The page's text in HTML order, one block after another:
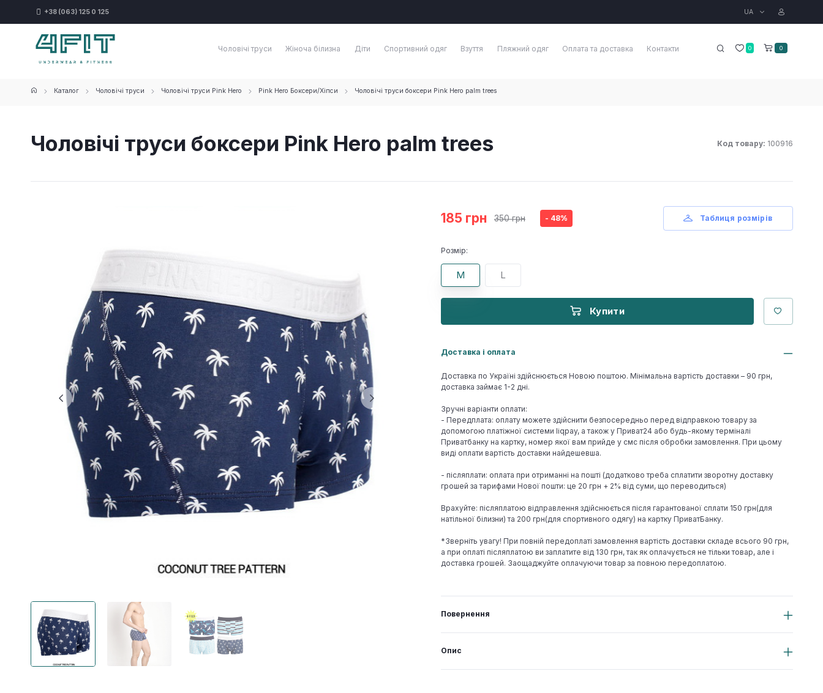
+38 (063) 125 0 125 UA
0 0
Чоловічі труси Жіноча білизна Діти Спортивний одяг Взуття Пляжний одяг Оплата та доставка Контакти
Каталог Чоловічі труси Чоловічі труси Pink Hero Pink Hero Боксери/Хіпси Чоловічі труси боксери Pink Hero palm trees
Чоловічі труси боксери Pink Hero palm trees Код товару: 100916
185 грн 350 грн - 48% Таблиця розмірів
Розмір:
M L
Купити
Доставка і оплата
Доставка по Україні здійснюється Новою поштою. Мінімальна вартість доставки – 90 грн,
доставка займає 1-2 дні.
Зручні варіанти оплати:
- Передплата: оплату можете здійснити безпосередньо перед відправкою товару за
допомогою платіжної системи liqpay, а також у Приват24 або будь-якому терміналі
Приватбанку на картку, номер якої вам прийде у смс після обробки замовлення. При цьому
виді оплати вартість доставки найдешевша.
- післяплати: оплата при отриманні на пошті (додатково треба сплатити зворотну доставку
грошей за тарифами Нової пошти: це 20 грн + 2% від суми, що переводиться)
Врахуйте: післяплатою відправлення здійснюється після гарантованої сплати 150 грн(для
натільної білизни) та 200 грн(для спортивного одягу) на картку ПриватБанку.
*Зверніть увагу! При повній передоплаті замовлення вартість доставки складе всього 90 грн,
а при оплаті післяплатою ви заплатите від 130 грн, так як оплачується не тільки товар, але і
доставка грошей. Заощаджуйте оплачуючи товар за повною передоплатою.
Повернення
Опис